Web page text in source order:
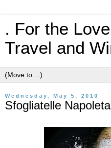
. For the
Travel and
Wednesday, May 5, 2010
Sfogliatelle